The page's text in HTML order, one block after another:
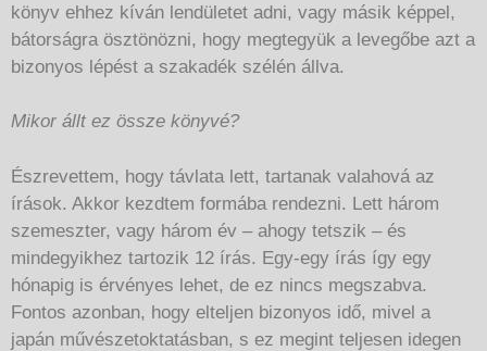
könyv ehhez kíván lendületet adni, vagy másik képpel,
bátorságra ösztönözni, hogy megtegyük a levegőbe azt a
bizonyos lépést a szakadék szélén állva.
Mikor állt ez össze könyvé?
Észrevettem, hogy távlata lett, tartanak valahová az
írások. Akkor kezdtem formába rendezni. Lett három
szemeszter, vagy három év – ahogy tetszik – és
mindegyikhez tartozik 12 írás. Egy-egy írás így egy
hónapig is érvényes lehet, de ez nincs megszabva.
Fontos azonban, hogy elteljen bizonyos idő, mivel a
japán művészetoktatásban, s ez megint teljesen idegen